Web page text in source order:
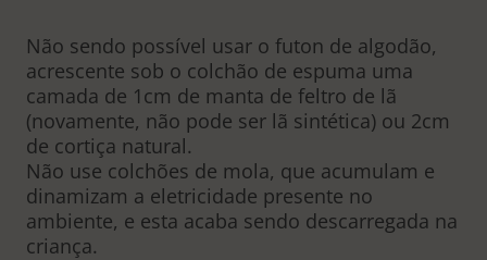
Não sendo possível usar o futon de algodão,
acrescente sob o colchão de espuma uma
camada de 1cm de manta de feltro de lã
(novamente, não pode ser lã sintética) ou 2cm
de cortiça natural.
Não use colchões de mola, que acumulam e
dinamizam a eletricidade presente no
ambiente, e esta acaba sendo descarregada na
criança.